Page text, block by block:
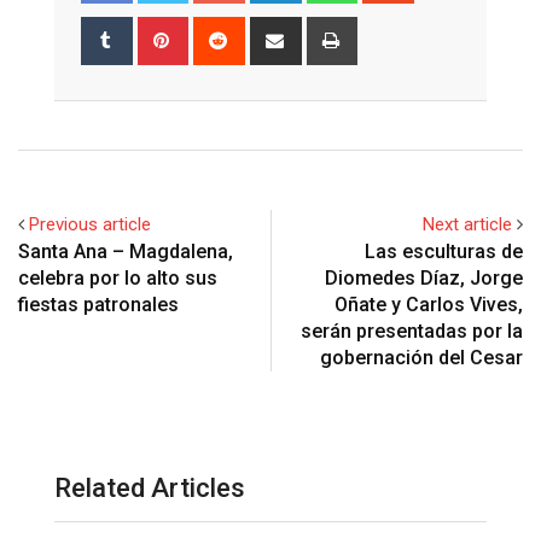
Tumblr Pinterest Reddit
Share
Previous article
Santa Ana – Magdalena,
celebra por lo alto sus
fiestas patronales
Next article
Las esculturas de
Diomedes Díaz, Jorge
Oñate y Carlos Vives,
serán presentadas por la
gobernación del Cesar
Related Articles